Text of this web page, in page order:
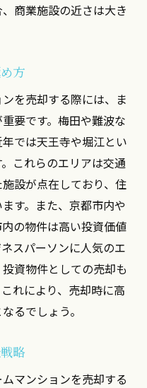
商業施設の近さは大き
方
を売却する際には、ま
要です。梅田や難波な
では天王寺や堀江とい
これらのエリアは交通
設が点在しており、住
す。また、京都市内や
の物件は高い投資価値
スパーソンに人気のエ
資物件としての売却も
れにより、売却時に高
るでしょう。
略
マンションを売却する